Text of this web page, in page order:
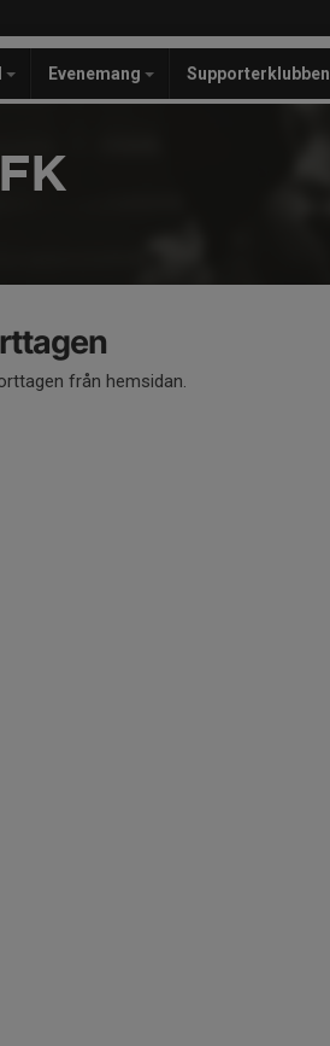
Evenemang Supporterklubben
från hemsidan.